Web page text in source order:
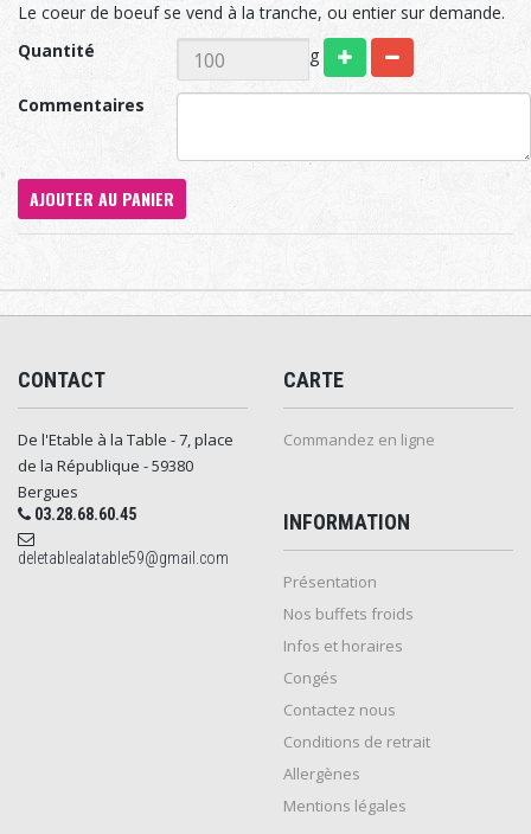
Le coeur de boeuf se vend à la tranche, ou entier sur demande.
Quantité
g
Commentaires
AJOUTER AU PANIER
CONTACT
De l'Etable à la Table - 7, place
de la République - 59380
Bergues
03.28.68.60.45
deletablealatable59@gmail.com
CARTE
Commandez en ligne
INFORMATION
Présentation
Nos buffets froids
Infos et horaires
Congés
Contactez nous
Conditions de retrait
Allergènes
Mentions légales